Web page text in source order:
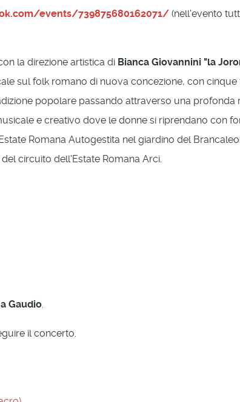
events/739875680162071/ (nell'evento
la direzione artistica di Bianca Giovannini "la
sul folk romano di nuova concezione, con
popolare passando attraverso una
e creativo dove le donne si riprendano con
Romana Autogestita nel giardino del
circuito dell'Estate Romana Arci.
Gaudio.
il concerto.